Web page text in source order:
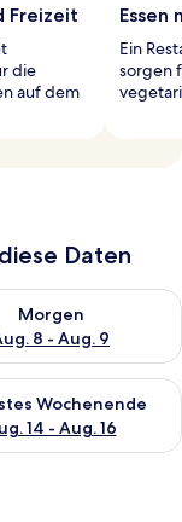
Freizeit
die
auf dem
Essen
Ein
sorgen
Daten
Aug. 7 - Aug. 8.
Morgen
8 - Aug. 9
die Verfügbarkeit
Aug. 7
Wochenende
14 - Aug. 16
die Verfügbarkeit